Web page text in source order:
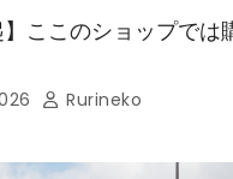
】ここのショップでは
Rurineko